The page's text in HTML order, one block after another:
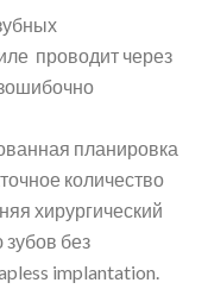
проводит через
планировка
количество
хирургический
без
implantation.